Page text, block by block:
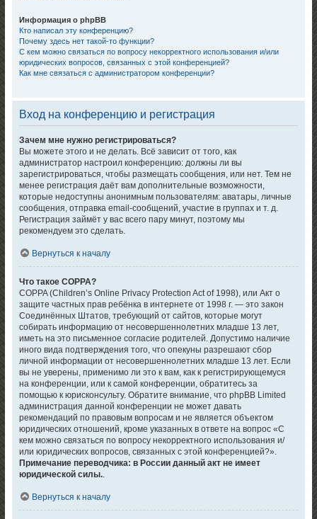
Информация о phpBB
Кто написал эту конференцию?
Почему здесь нет такой-то функции?
С кем можно связаться по вопросу некорректного использования и/или
юридических вопросов, связанных с этой конференцией?
Как мне связаться с администратором конференции?
Вход на конференцию и регистрация
Зачем мне нужно регистрироваться?
Вы можете этого и не делать. Всё зависит от того, как
администратор настроил конференцию: должны ли вы
зарегистрироваться, чтобы размещать сообщения, или нет. Тем не
менее регистрация даёт вам дополнительные возможности,
которые недоступны анонимным пользователям: аватары, личные
сообщения, отправка email-сообщений, участие в группах и т. д.
Регистрация займёт у вас всего пару минут, поэтому мы
рекомендуем это сделать.
Вернуться к началу
Что такое COPPA?
COPPA (Children’s Online Privacy Protection Act of 1998), или Акт о
защите частных прав ребёнка в интернете от 1998 г. — это закон
Соединённых Штатов, требующий от сайтов, которые могут
собирать информацию от несовершеннолетних младше 13 лет,
иметь на это письменное согласие родителей. Допустимо наличие
иного вида подтверждения того, что опекуны разрешают сбор
личной информации от несовершеннолетних младше 13 лет. Если
вы не уверены, применимо ли это к вам, как к регистрирующемуся
на конференции, или к самой конференции, обратитесь за
помощью к юрисконсульту. Обратите внимание, что phpBB Limited
администрация данной конференции не может давать
рекомендаций по правовым вопросам и не является объектом
юридических отношений, кроме указанных в ответе на вопрос «С
кем можно связаться по вопросу некорректного использования и/
или юридических вопросов, связанных с этой конференцией?».
Примечание переводчика: в России данный акт не имеет
юридической силы..
Вернуться к началу